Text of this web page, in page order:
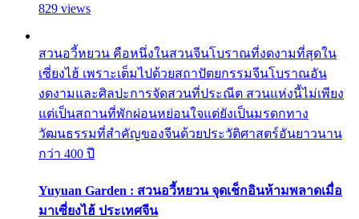
829 views
สวนอวี้หยวน คือหนึ่งในสวนจีนโบราณที่งดงามที่สุดใน
เซี่ยงไฮ้ เพราะเต็มไปด้วยสถาปัตยกรรมจีนโบราณอัน
งดงามและศิลปะการจัดสวนที่ประณีต สวนแห่งนี้ไม่เพียง
แต่เป็นสถานที่พักผ่อนหย่อนใจแต่ยังเป็นมรดกทาง
วัฒนธรรมที่สำคัญของจีนด้วยประวัติศาสตร์อันยาวนาน
กว่า 400 ปี
Yuyuan Garden : สวนอวี้หยวน จุดเช็กอินห้ามพลาดเมื่อ
มาเซี่ยงไฮ้ ประเทศจีน